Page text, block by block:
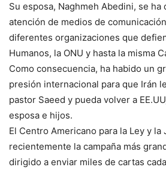
Su esposa, Naghmeh Abedini, se ha
atención de medios de
diferentes organizaciones que
Humanos, la ONU y hasta la misma
Como consecuencia, ha habido un
presión internacional para que Irán
pastor Saeed y pueda volver a
esposa e hijos.
El Centro Americano para la Ley y la
recientemente la campaña más
dirigido a enviar miles de cartas